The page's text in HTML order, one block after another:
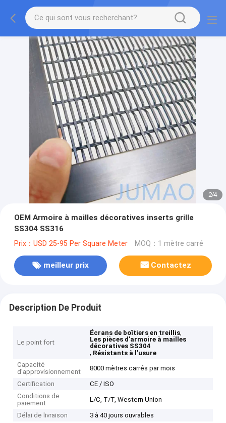
2/4
OEM Armoire à mailles décoratives inserts grille
SS304 SS316
Prix：USD 25-95 Per Square Meter MOQ：1 mètre carré
meilleur prix Contactez
Description De Produit
Le point fort
Écrans de boîtiers en treillis,
Les pièces d'armoire à mailles
décoratives SS304
, Résistants à l'usure
Capacité
d'approvisionnement
8000 mètres carrés par mois
Certification
CE / ISO
Conditions de
paiement
L/C, T/T, Western Union
Délai de livraison
3 à 40 jours ouvrables